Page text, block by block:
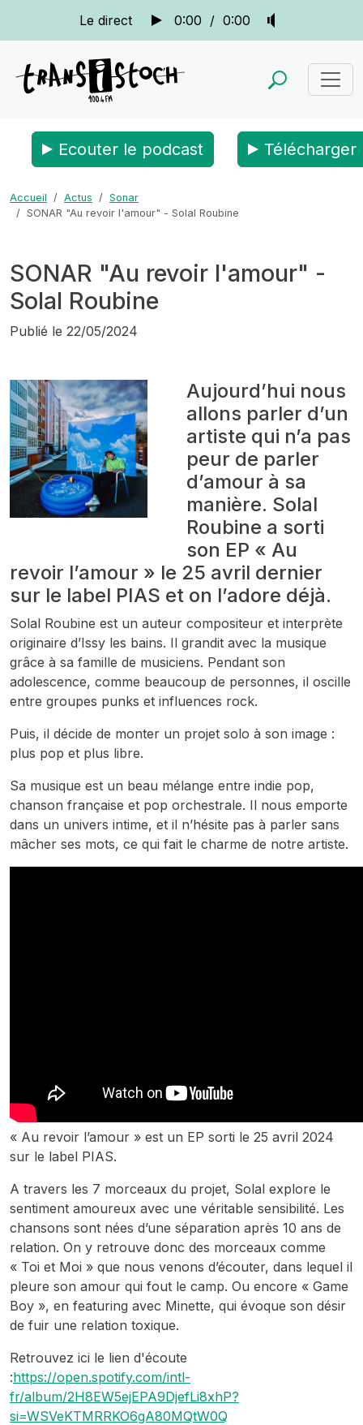
Le direct 0:00 / 0:00
Ecouter le podcast Télécharger
Accueil Actus
Sonar
SONAR "Au revoir l'amour" - Solal Roubine
SONAR "Au revoir l'amour" -
Solal Roubine
Publié le 22/05/2024
Aujourd’hui nous
allons parler d’un
artiste qui n’a pas
peur de parler
d’amour à sa
manière. Solal
Roubine a sorti
son EP « Au
revoir l’amour » le 25 avril dernier
sur le label PIAS et on l’adore déjà.
Solal Roubine est un auteur compositeur et interprète
originaire d’Issy les bains. Il grandit avec la musique
grâce à sa famille de musiciens. Pendant son
adolescence, comme beaucoup de personnes, il oscille
entre groupes punks et influences rock.
Puis, il décide de monter un projet solo à son image :
plus pop et plus libre.
Sa musique est un beau mélange entre indie pop,
chanson française et pop orchestrale. Il nous emporte
dans un univers intime, et il n’hésite pas à parler sans
mâcher ses mots, ce qui fait le charme de notre artiste.
« Au revoir l’amour » est un EP sorti le 25 avril 2024
sur le label PIAS.
A travers les 7 morceaux du projet, Solal explore le
sentiment amoureux avec une véritable sensibilité. Les
chansons sont nées d’une séparation après 10 ans de
relation. On y retrouve donc des morceaux comme
« Toi et Moi » que nous venons d’écouter, dans lequel il
pleure son amour qui fout le camp. Ou encore « Game
Boy », en featuring avec Minette, qui évoque son désir
de fuir une relation toxique.
Retrouvez ici le lien d'écoute
:https://open.spotify.com/intl-
fr/album/2H8EW5ejEPA9DjefLi8xhP?
si=WSVeKTMRRKO6gA80MQtW0Q